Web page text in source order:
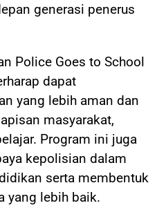
generasi penerus
Police Goes to School
dapat
yang lebih aman dan
masyarakat,
Program ini juga
kepolisian dalam
serta membentuk
yang lebih baik.